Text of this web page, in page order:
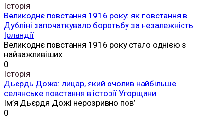
Історія
Великоднє повстання 1916 року: як повстання в
Дубліні започаткувало боротьбу за незалежність
Ірландії
Великоднє повстання 1916 року стало однією з
найважливіших
0
Історія
Дьєрдь Дожа: лицар, який очолив найбільше
селянське повстання в історії Угорщини
Ім’я Дьєрдя Дожі нерозривно пов’
0